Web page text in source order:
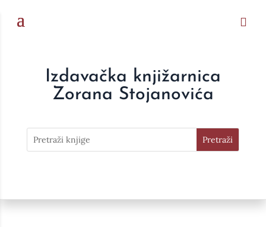
Izdavačka knjižarnica
Zorana Stojanovića